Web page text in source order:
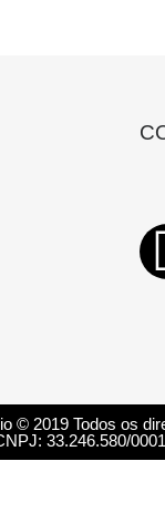
© 2019 Todos os
33.246.580/